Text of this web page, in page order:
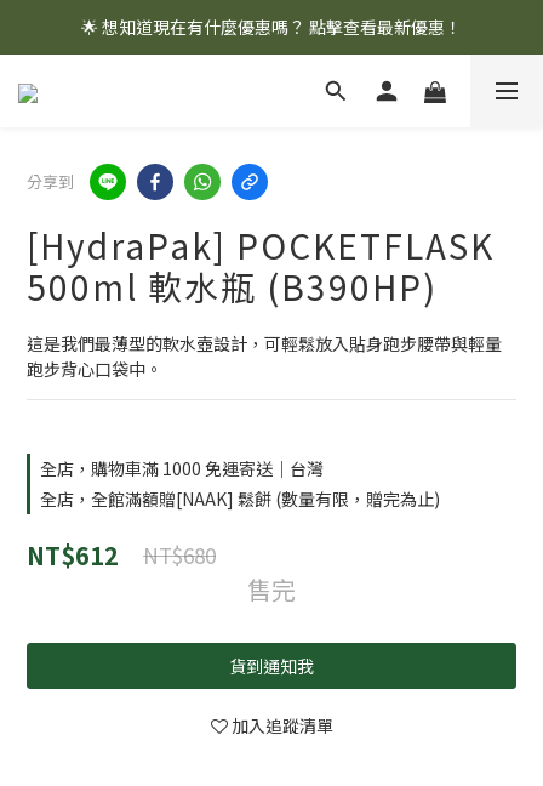
🌟 想知道現在有什麼優惠嗎？ 點擊查看最新優惠！
🌟 想知道現在有什麼優惠嗎？ 點擊查看最新優惠！
全館消費滿 $1,000 即享免運優惠
分享到
[HydraPak] POCKETFLASK
500ml 軟水瓶 (B390HP)
這是我們最薄型的軟水壺設計，可輕鬆放入貼身跑步腰帶與輕量
跑步背心口袋中。
全店，購物車滿 1000 免運寄送｜台灣
全店，全館滿額贈[NAAK] 鬆餅 (數量有限，贈完為止)
NT$612 NT$680
售完
貨到通知我
加入追蹤清單